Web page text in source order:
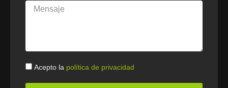
Mensaje
Politica
Acepto la política de privacidad